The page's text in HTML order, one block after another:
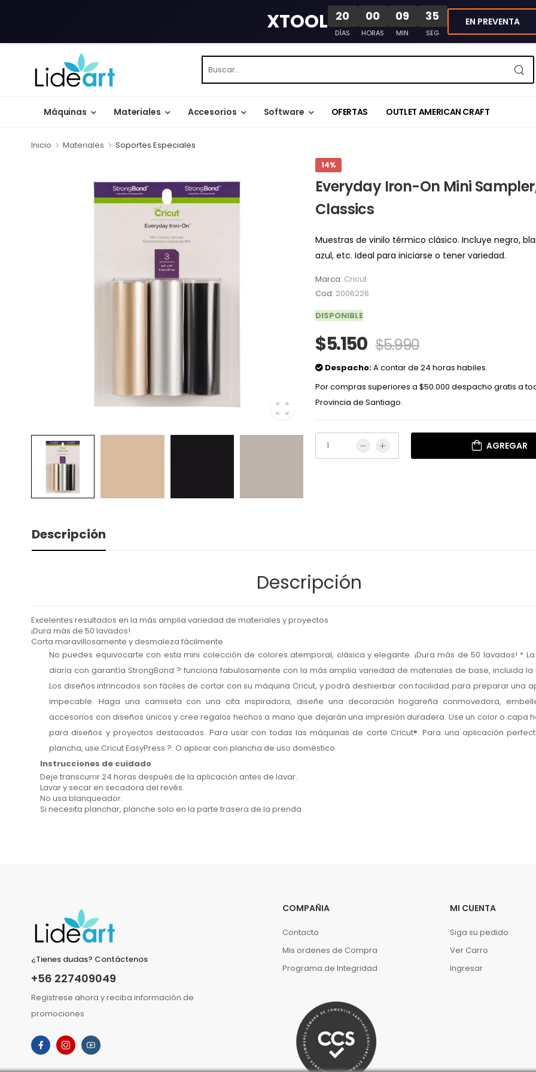
XTOOL 20
DÍAS
00
HORAS
09
MIN
35
SEG
EN PREVENTA
Máquinas Materiales Accesorios Software OFERTAS OUTLET AMERICAN CRAFT
Inicio Materiales Soportes Especiales
14%
Everyday Iron-On Mini
Classics
Muestras de vinilo térmico clásico. Incluye negro,
azul, etc. Ideal para iniciarse o tener variedad.
Marca: Cricut
Cod: 2006226
DISPONIBLE
$5.150 $5.990
Despacho:A contar de 24 horas habiles.
Por compras superiores a $50.000 despacho gratis a
Provincia de Santiago.
AGREGAR
Descripción
Descripción
Excelentes resultados en la más amplia variedad de materiales y proyectos
¡Dura más de 50 lavados!
Corta maravillosamente y desmaleza fácilmente
No puedes equivocarte con esta mini colección de colores atemporal, clásica y elegante. ¡Dura más de 50 lavados! *
diaria con garantía StrongBond ? funciona fabulosamente con la más amplia variedad de materiales de base, incluida la
Los diseños intrincados son fáciles de cortar con su máquina Cricut, y podrá deshierbar con facilidad para preparar una
impecable. Haga una camiseta con una cita inspiradora, diseñe una decoración hogareña conmovedora,
accesorios con diseños únicos y cree regalos hechos a mano que dejarán una impresión duradera. Use un color o capa
para diseños y proyectos destacados. Para usar con todas las máquinas de corte Cricut®. Para una aplicación
plancha, use Cricut EasyPress ?. O aplicar con plancha de uso doméstico.
Instrucciones de cuidado
Deje transcurrir 24 horas después de la aplicación antes de lavar.
Lavar y secar en secadora del revés.
No usa blanqueador.
Si necesita planchar, planche solo en la parte trasera de la prenda.
¿Tienes dudas? Contáctenos
+56 227409049
Registrese ahora y reciba información de
promociones
COMPAÑIA
Contacto
Mis ordenes de Compra
Programa de Integridad
MI CUENTA
Siga su pedido
Ver Carro
Ingresar